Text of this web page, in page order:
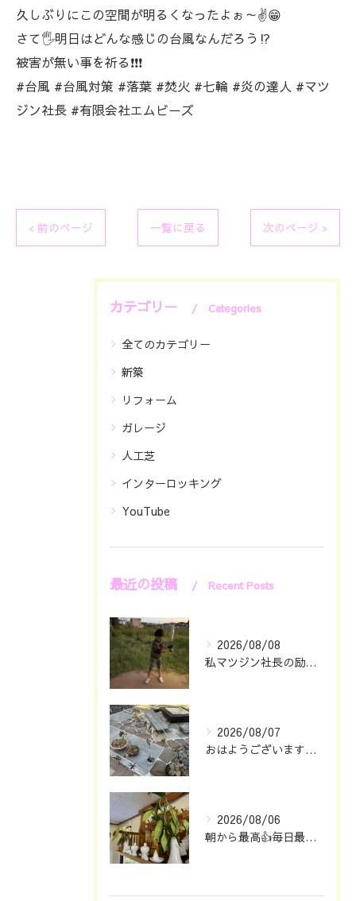
久しぶりにこの空間が明るくなったよぉ～✌️😁
さて🖐️明日はどんな感じの台風なんだろう⁉️
被害が無い事を祈る❗❗❗
#台風 #台風対策 #落葉 #焚火 #七輪 #炎の達人 #マツ
ジン社長 #有限会社エムビーズ
< 前のページ 一覧に戻る 次のページ >
カテゴリー Categories
全てのカテゴリー
新築
リフォーム
ガレージ
人工芝
インターロッキング
YouTube
最近の投稿 Recent Posts
2026/08/08
私マツジン社長の励み👍😊
2026/08/07
おはようございます🖐️😊
2026/08/06
朝から最高👍毎日最幸の😁マツジン社長でございます🤗